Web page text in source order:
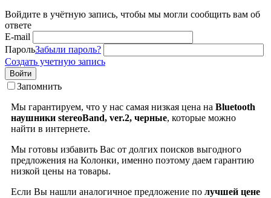
Войдите в учётную запись, чтобы мы могли сообщить вам об
ответе
E-mail
ПарольЗабыли пароль?
Создать учетную запись
Войти
Запомнить
Мы гарантируем, что у нас самая низкая цена на Bluetooth
наушники stereoBand, ver.2, черные, которые можно
найти в интернете.
Мы готовы избавить Вас от долгих поисков выгодного
предложения на Колонки, именно поэтому даем гарантию
низкой цены на товары.
Если Вы нашли аналогичное предложение по лучшей цене